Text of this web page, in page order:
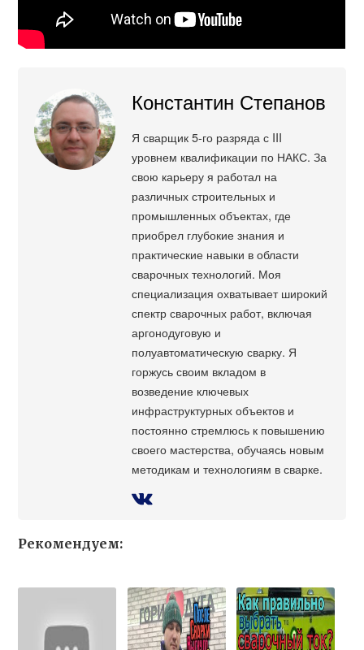
Константин Степанов
Я сварщик 5-го разряда с III
уровнем квалификации по НАКС. За
свою карьеру я работал на
различных строительных и
промышленных объектах, где
приобрел глубокие знания и
практические навыки в области
сварочных технологий. Моя
специализация охватывает широкий
спектр сварочных работ, включая
аргонодуговую и
полуавтоматическую сварку. Я
горжусь своим вкладом в
возведение ключевых
инфраструктурных объектов и
постоянно стремлюсь к повышению
своего мастерства, обучаясь новым
методикам и технологиям в сварке.
Рекомендуем: